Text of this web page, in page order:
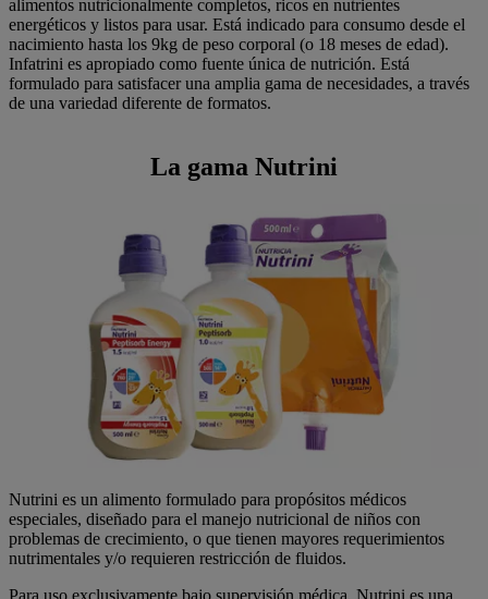
alimentos nutricionalmente completos, ricos en nutrientes
energéticos y listos para usar. Está indicado para consumo desde el
nacimiento hasta los 9kg de peso corporal (o 18 meses de edad).
Infatrini es apropiado como fuente única de nutrición. Está
formulado para satisfacer una amplia gama de necesidades, a través
de una variedad diferente de formatos.
La gama Nutrini
Nutrini es un alimento formulado para propósitos médicos
especiales, diseñado para el manejo nutricional de niños con
problemas de crecimiento, o que tienen mayores requerimientos
nutrimentales y/o requieren restricción de fluidos.
Para uso exclusivamente bajo supervisión médica, Nutrini es una